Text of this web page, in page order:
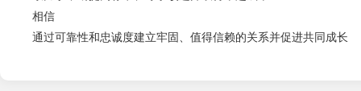
相信
通过可靠性和忠诚度建立牢固、值得信赖的关系并促进共同成长